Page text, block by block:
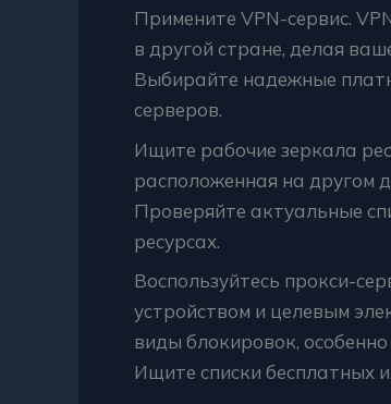
Примените VPN-сервис.
в другой стране, делая
Выбирайте надежные
серверов.
Ищите рабочие зеркала
расположенная на другом
Проверяйте актуальные
ресурсах.
Воспользуйтесь прокси-
устройством и целевым
виды блокировок,
Ищите списки бесплатных